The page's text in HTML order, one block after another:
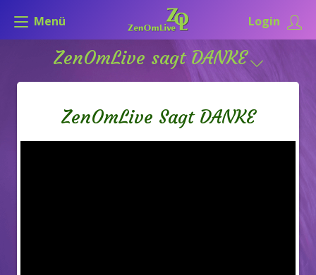
Menü Login
ZenOmLive sagt DANKE
ZenOmLive Sagt DANKE